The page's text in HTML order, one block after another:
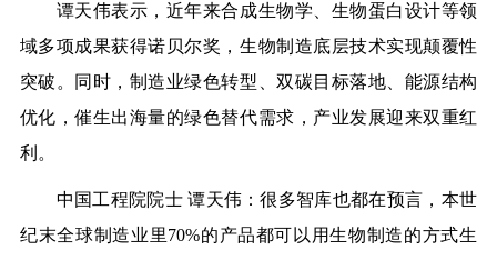
谭天伟表示，近年来合成生物学、生物蛋白设计等领
域多项成果获得诺贝尔奖，生物制造底层技术实现颠覆性
突破。同时，制造业绿色转型、双碳目标落地、能源结构
优化，催生出海量的绿色替代需求，产业发展迎来双重红
利。
中国工程院院士 谭天伟：很多智库也都在预言，本世
纪末全球制造业里70%的产品都可以用生物制造的方式生